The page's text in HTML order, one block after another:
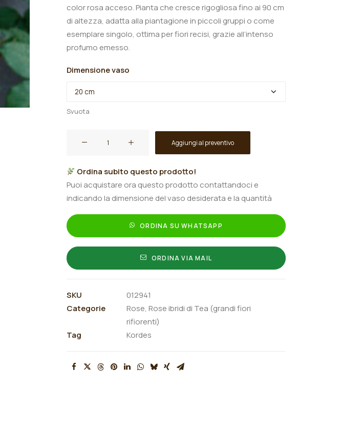
color rosa acceso. Pianta che cresce rigogliosa fino ai 90 cm
di altezza, adatta alla piantagione in piccoli gruppi o come
esemplare singolo, ottima per fiori recisi, grazie all’intenso
profumo emesso.
Dimensione vaso
Svuota
tea
rifiorente
"Parole®"
quantità
Aggiungi al preventivo
Ordina subito questo prodotto!
Puoi acquistare ora questo prodotto contattandoci e
indicando la dimensione del vaso desiderata e la quantità
ORDINA SU WHATSAPP
ORDINA VIA MAIL
SKU
012941
Categorie
Rose, Rose ibridi di Tea (grandi fiori
rifiorenti)
Tag
Kordes